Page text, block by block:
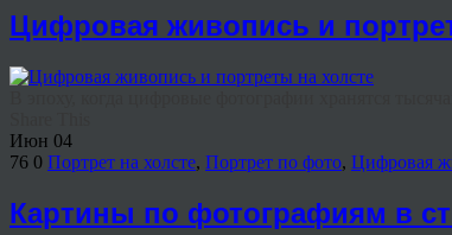
Цифровая живопись и
Июн 04
76 0 Портрет на холсте, Портрет по фото, Цифровая
Картины по фотографиям в